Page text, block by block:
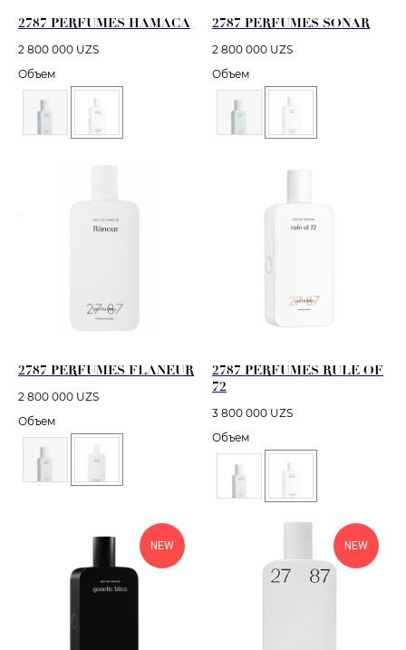
2787 PERFUMES HAMACA
2 800 000 UZS
Объем
2787 PERFUMES SONAR
2 800 000 UZS
Объем
2787 PERFUMES FLANEUR
2 800 000 UZS
Объем
2787 PERFUMES RULE OF
72
3 800 000 UZS
Объем
NEW NEW